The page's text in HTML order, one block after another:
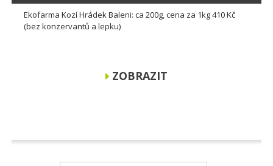
Ekofarma Kozí Hrádek Baleni: ca 200g, cena za 1kg 410 Kč
(bez konzervantů a lepku)
ZOBRAZIT